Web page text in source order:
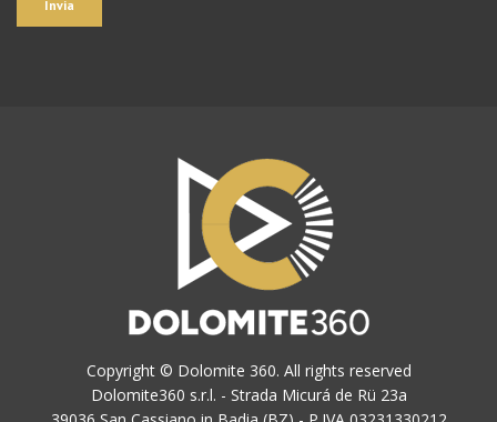
Copyright © Dolomite 360. All rights reserved
Dolomite360 s.r.l. - Strada Micurá de Rü 23a